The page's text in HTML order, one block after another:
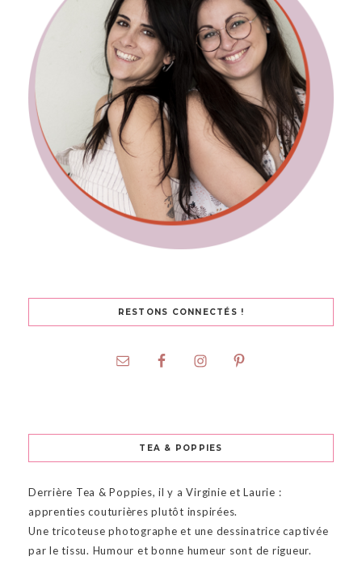
RESTONS CONNECTÉS !
TEA & POPPIES
Derrière Tea & Poppies, il y a Virginie et Laurie :
apprenties couturières plutôt inspirées.
Une tricoteuse photographe et une dessinatrice captivée
par le tissu. Humour et bonne humeur sont de rigueur.